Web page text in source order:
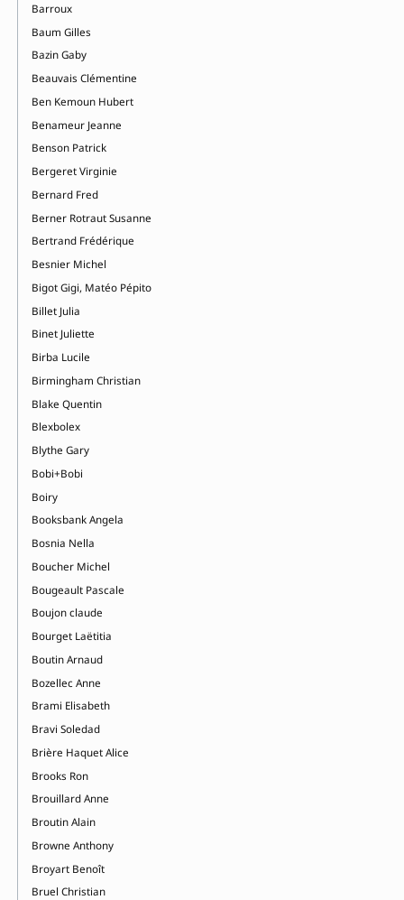
Barroux
Baum Gilles
Bazin Gaby
Beauvais Clémentine
Ben Kemoun Hubert
Benameur Jeanne
Benson Patrick
Bergeret Virginie
Bernard Fred
Berner Rotraut Susanne
Bertrand Frédérique
Besnier Michel
Bigot Gigi, Matéo Pépito
Billet Julia
Binet Juliette
Birba Lucile
Birmingham Christian
Blake Quentin
Blexbolex
Blythe Gary
Bobi+Bobi
Boiry
Booksbank Angela
Bosnia Nella
Boucher Michel
Bougeault Pascale
Boujon claude
Bourget Laëtitia
Boutin Arnaud
Bozellec Anne
Brami Elisabeth
Bravi Soledad
Brière Haquet Alice
Brooks Ron
Brouillard Anne
Broutin Alain
Browne Anthony
Broyart Benoît
Bruel Christian